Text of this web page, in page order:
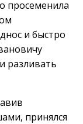
просеменила
и быстро
разливать
принялся